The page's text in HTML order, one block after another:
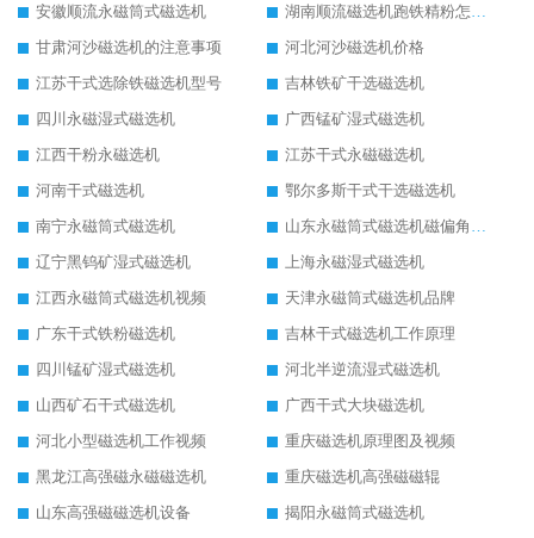
安徽顺流永磁筒式磁选机
湖南顺流磁选机跑铁精粉怎么处理
甘肃河沙磁选机的注意事项
河北河沙磁选机价格
江苏干式选除铁磁选机型号
吉林铁矿干选磁选机
四川永磁湿式磁选机
广西锰矿湿式磁选机
江西干粉永磁选机
江苏干式永磁磁选机
河南干式磁选机
鄂尔多斯干式干选磁选机
南宁永磁筒式磁选机
山东永磁筒式磁选机磁偏角怎么调整
辽宁黑钨矿湿式磁选机
上海永磁湿式磁选机
江西永磁筒式磁选机视频
天津永磁筒式磁选机品牌
广东干式铁粉磁选机
吉林干式磁选机工作原理
四川锰矿湿式磁选机
河北半逆流湿式磁选机
山西矿石干式磁选机
广西干式大块磁选机
河北小型磁选机工作视频
重庆磁选机原理图及视频
黑龙江高强磁永磁磁选机
重庆磁选机高强磁磁辊
山东高强磁磁选机设备
揭阳永磁筒式磁选机